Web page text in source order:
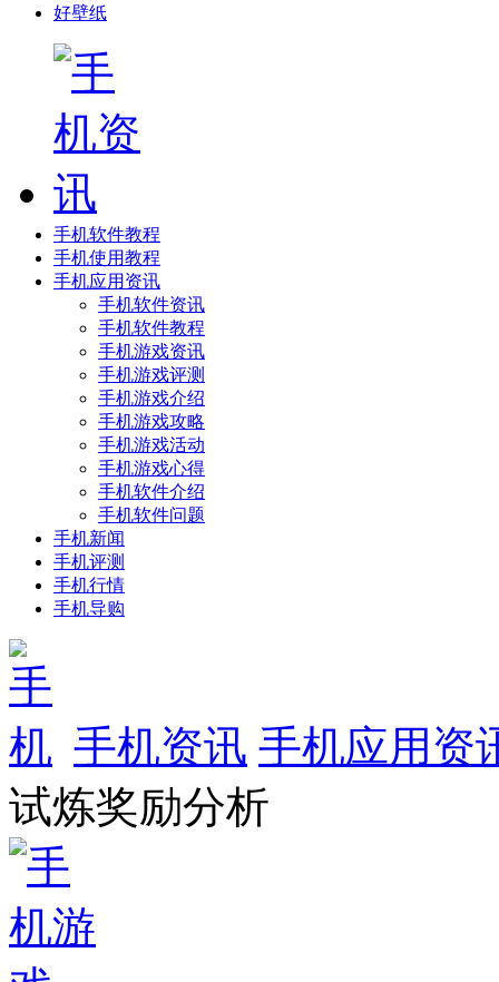
好壁纸
手机软件教程
手机使用教程
手机应用资讯
手机软件资讯
手机软件教程
手机游戏资讯
手机游戏评测
手机游戏介绍
手机游戏攻略
手机游戏活动
手机游戏心得
手机软件介绍
手机软件问题
手机新闻
手机评测
手机行情
手机导购
手机资讯 手机应用资
试炼奖励分析